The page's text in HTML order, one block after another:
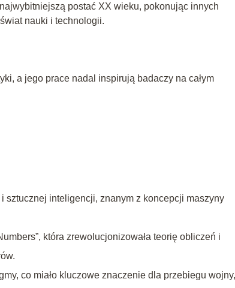
postać XX wieku, pokonując innych
nauki i technologii.
a jego prace nadal inspirują badaczy na całym
sztucznej inteligencji, znanym z koncepcji maszyny
która zrewolucjonizowała teorię obliczeń i
co miało kluczowe znaczenie dla przebiegu wojny,